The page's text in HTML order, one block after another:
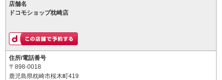
店舗名
ドコモショップ枕崎店
住所/電話番号
〒898-0018
鹿児島県枕崎市桜木町419